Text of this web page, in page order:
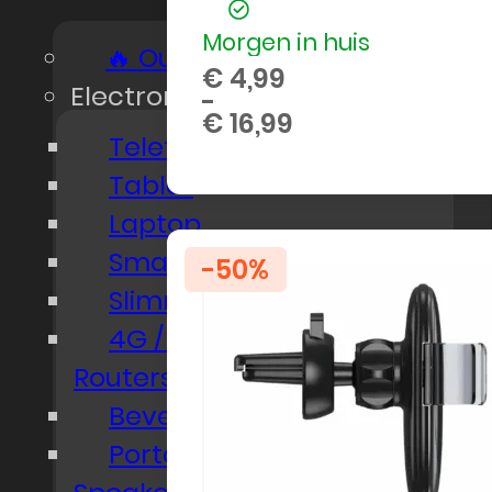
🔥 Outlet Deals
Electronica & Gadgets
Telefoon
Tablet
Laptop
Smartwatch
Slimme Producten
4G / 5G Modems en
Routers
Beveling Camera
Portable (Bluetooth)
Morgen in huis
€ 4,99
-
€16,99
Prijsklasse:
tot
€ 16,99
-50%